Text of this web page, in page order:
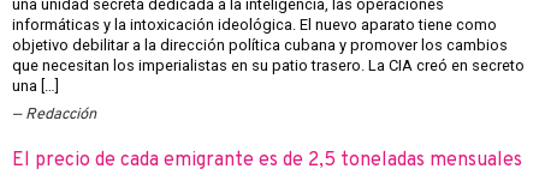
una unidad secreta dedicada a la inteligencia, las operaciones
informáticas y la intoxicación ideológica. El nuevo aparato tiene como
objetivo debilitar a la dirección política cubana y promover los cambios
que necesitan los imperialistas en su patio trasero. La CIA creó en secreto
una […]
Redacción
El precio de cada emigrante es de 2,5 toneladas mensuales